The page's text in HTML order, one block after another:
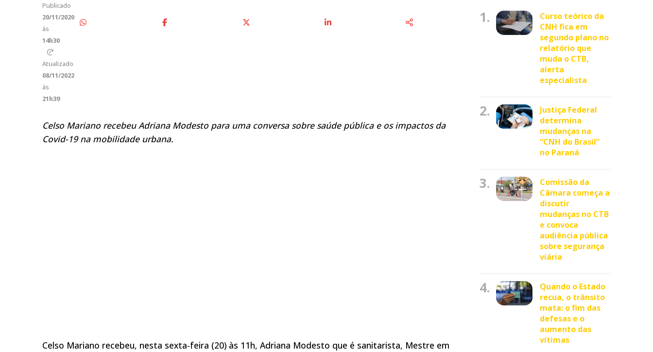
Publicado
20/11/2020
às
14h30
Atualizado
08/11/2022
às
21h39
Celso Mariano recebeu Adriana Modesto para uma conversa sobre saúde pública e os impactos da
Covid-19 na mobilidade urbana.
Celso Mariano recebeu, nesta sexta-feira (20) às 11h, Adriana Modesto que é sanitarista, Mestre em
1.
Curso teórico da
CNH fica em
segundo plano no
relatório que
muda o CTB,
alerta
especialista
2.
Justiça Federal
determina
mudanças na
“CNH do Brasil”
no Paraná
3.
Comissão da
Câmara começa a
discutir
mudanças no CTB
e convoca
audiência pública
sobre segurança
viária
4.
Quando o Estado
recua, o trânsito
mata: o fim das
defesas e o
aumento das
vítimas